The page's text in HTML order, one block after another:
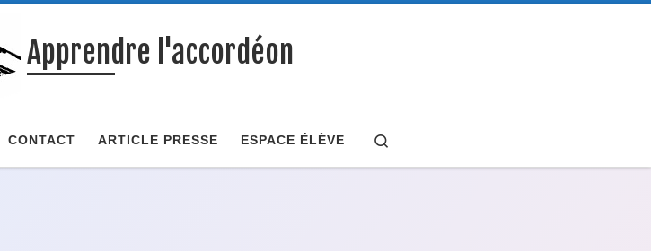
Apprendre l'accordéon
CONTACT ARTICLE PRESSE ESPACE ÉLÈVE